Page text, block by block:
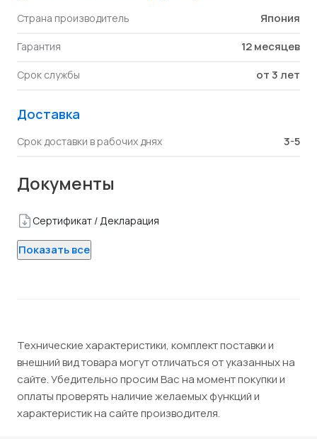
Страна производитель Япония
Гарантия 12 месяцев
Срок службы от 3 лет
Доставка
Срок доставки в рабочих днях 3-5
Документы
Сертификат / Декларация
Показать все
Технические характеристики, комплект поставки и
внешний вид товара могут отличаться от указанных на
сайте. Убедительно просим Вас на момент покупки и
оплаты проверять наличие желаемых функций и
характеристик на сайте производителя.